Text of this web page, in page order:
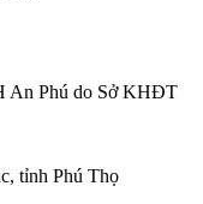
An Phú do Sở KHĐT
tỉnh Phú Thọ